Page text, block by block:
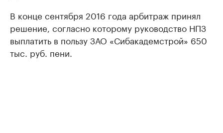
В конце сентября 2016 года арбитраж принял
решение, согласно которому руководство НПЗ
выплатить в пользу ЗАО «Сибакадемстрой» 650
тыс. руб. пени.